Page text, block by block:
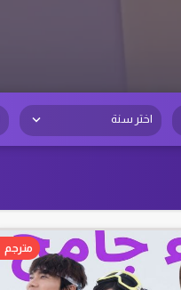
اختر سنة
مترجم